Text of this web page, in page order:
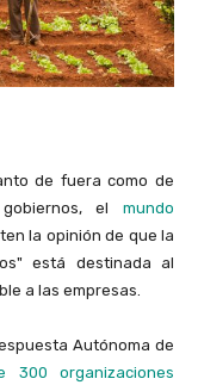
de fuera como de
el mundo
la opinión de que la
está destinada al
a las empresas.
Autónoma de
300 organizaciones